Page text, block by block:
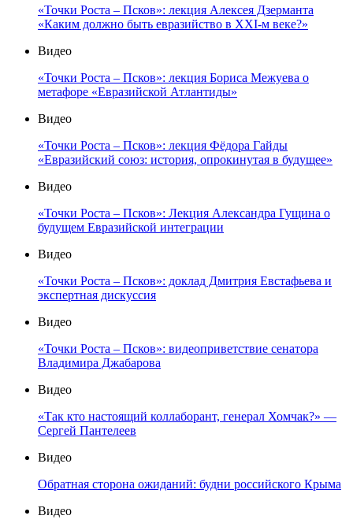
«Точки Роста – Псков»: лекция Алексея Дзерманта
«Каким должно быть евразийство в XXI-м веке?»
Видео
«Точки Роста – Псков»: лекция Бориса Межуева о
метафоре «Евразийской Атлантиды»
Видео
«Точки Роста – Псков»: лекция Фёдора Гайды
«Евразийский союз: история, опрокинутая в будущее»
Видео
«Точки Роста – Псков»: Лекция Александра Гущина о
будущем Евразийской интеграции
Видео
«Точки Роста – Псков»: доклад Дмитрия Евстафьева и
экспертная дискуссия
Видео
«Точки Роста – Псков»: видеоприветствие сенатора
Владимира Джабарова
Видео
«Так кто настоящий коллаборант, генерал Хомчак?» —
Сергей Пантелеев
Видео
Обратная сторона ожиданий: будни российского Крыма
Видео